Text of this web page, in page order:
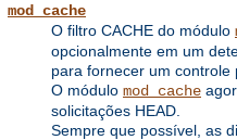
mod_cache
O filtro CACHE do módulo
opcionalmente em um
para fornecer um controle
O módulo mod_cache
solicitações HEAD.
Sempre que possível, as